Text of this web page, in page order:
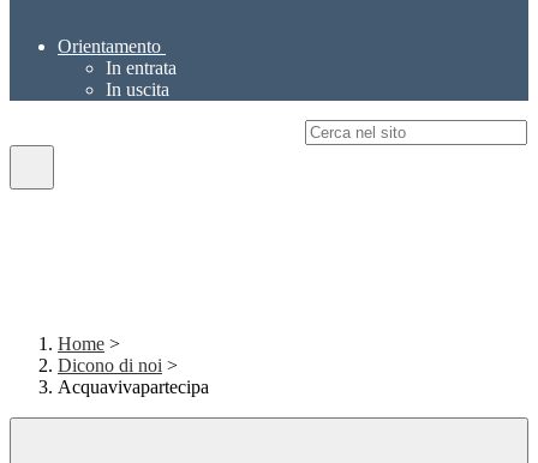
Orientamento
In entrata
In uscita
Home >
Dicono di noi >
Acquavivapartecipa